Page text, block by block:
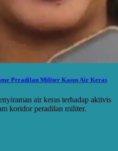
Peradilan Militer Kasus Air Keras
air keras terhadap aktivis
koridor peradilan militer.